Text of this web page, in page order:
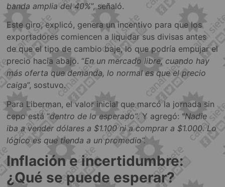
banda amplia del 40%”, señaló.
Este giro, explicó, genera un incentivo para que los
exportadores comiencen a liquidar sus divisas antes
de que el tipo de cambio baje, lo que podría empujar el
precio hacia abajo. “En un mercado libre, cuando hay
más oferta que demanda, lo normal es que el precio
caiga”, sostuvo.
Para Liberman, el valor inicial que marcó la jornada sin
cepo está “dentro de lo esperado”. Y agregó: “Nadie
iba a vender dólares a $1.100 ni a comprar a $1.000. Lo
lógico es que tienda a un promedio”.
Inflación e incertidumbre:
¿Qué se puede esperar?